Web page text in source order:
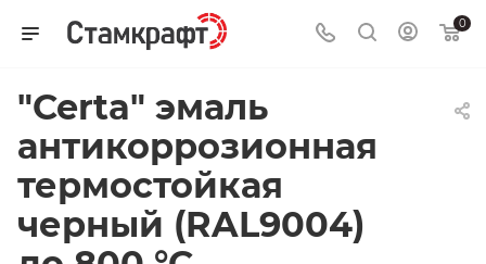
0
"Certa" эмаль
антикоррозионная
термостойкая
черный (RAL9004)